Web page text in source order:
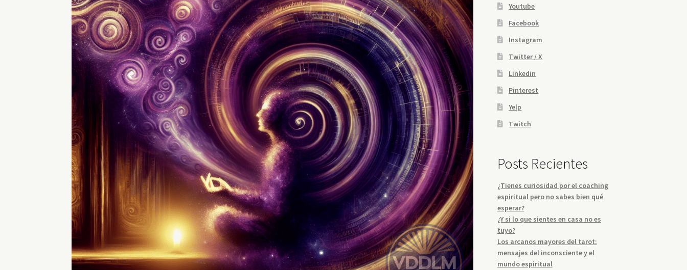
Youtube
Facebook
Instagram
Twitter / X
Linkedin
Pinterest
Yelp
Twitch
Posts Recientes
¿Tienes curiosidad por el coaching
espiritual pero no sabes bien qué
esperar?
¿Y si lo que sientes en casa no es
tuyo?
Los arcanos mayores del tarot:
mensajes del inconsciente y el
mundo espiritual